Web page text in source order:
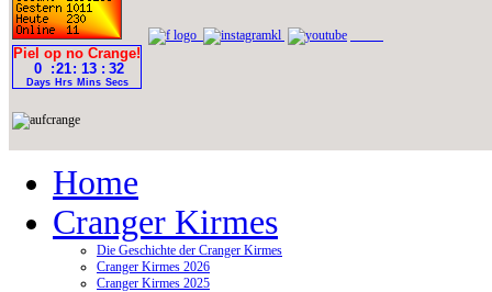
Home
Cranger Kirmes
Die Geschichte der Cranger Kirmes
Cranger Kirmes 2026
Cranger Kirmes 2025